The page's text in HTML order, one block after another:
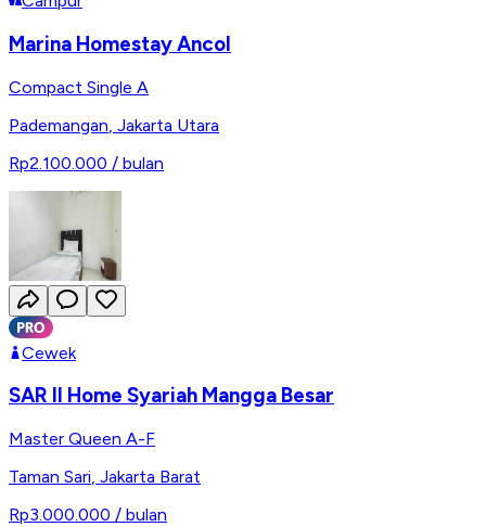
Marina Homestay Ancol
Compact Single A
Pademangan Jakarta Utara
Rp2.100.000 / bulan
Cewek
SAR II Home Syariah Mangga Besar
Master Queen A-F
Taman Sari, Jakarta Barat
Rp3.000.000 / bulan